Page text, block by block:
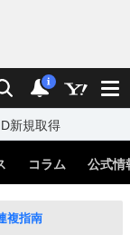
検索 通知
i
新規取得
コラム 公式情
複指南